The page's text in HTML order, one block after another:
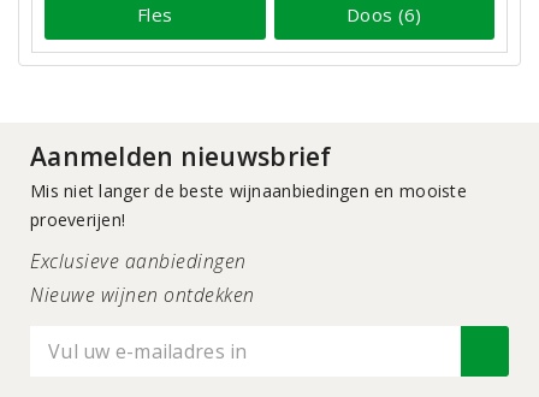
Fles Doos (6)
Aanmelden nieuwsbrief
Mis niet langer de beste wijnaanbiedingen en mooiste
proeverijen!
Exclusieve aanbiedingen
Nieuwe wijnen ontdekken